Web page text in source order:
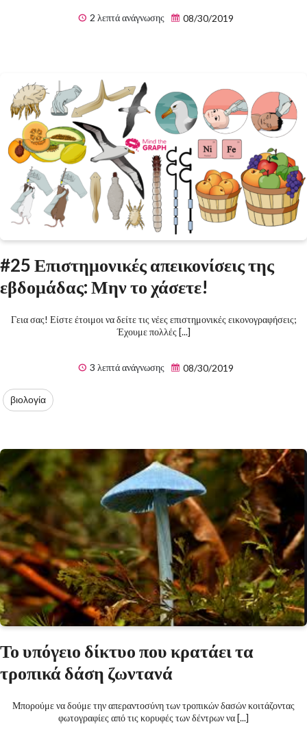
2 λεπτά ανάγνωσης 08/30/2019
#25 Επιστημονικές απεικονίσεις της
εβδομάδας: Μην το χάσετε!
Γεια σας! Είστε έτοιμοι να δείτε τις νέες επιστημονικές εικονογραφήσεις;
Έχουμε πολλές [...]
3 λεπτά ανάγνωσης 08/30/2019
βιολογία
Το υπόγειο δίκτυο που κρατάει τα
τροπικά δάση ζωντανά
Μπορούμε να δούμε την απεραντοσύνη των τροπικών δασών κοιτάζοντας
φωτογραφίες από τις κορυφές των δέντρων να [...]